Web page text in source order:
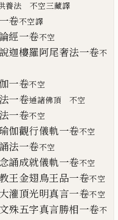
養法 不空三藏譯
卷不空譯
經一卷不空
迦樓羅阿尾奢法一卷不
一卷不空
一卷通諸佛頂 不空
一卷不空
伽觀行儀軌一卷不空
法一卷不空
誦成就儀軌一卷不空
王金翅鳥王品一卷不空
灌頂光明真言一卷不空
殊五字真言勝相一卷不